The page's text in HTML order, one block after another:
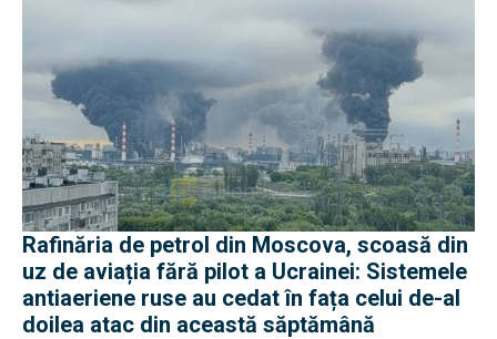
Rafinăria de petrol din Moscova, scoasă din
uz de aviația fără pilot a Ucrainei: Sistemele
antiaeriene ruse au cedat în fața celui de-al
doilea atac din această săptămână